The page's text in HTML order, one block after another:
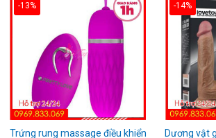
-13%
Trứng rung massage điều khiển
-14%
Dương vật